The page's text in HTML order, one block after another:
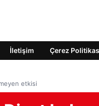
İletişim Çerez
etkisi